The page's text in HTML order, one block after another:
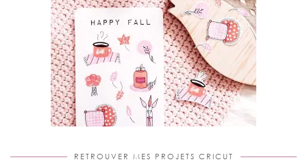
RETROUVER MES PROJETS CRICUT